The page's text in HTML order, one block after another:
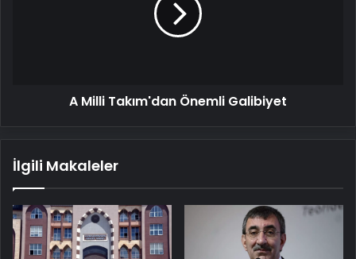
A Milli Takım'dan Önemli Galibiyet
İlgili Makaleler